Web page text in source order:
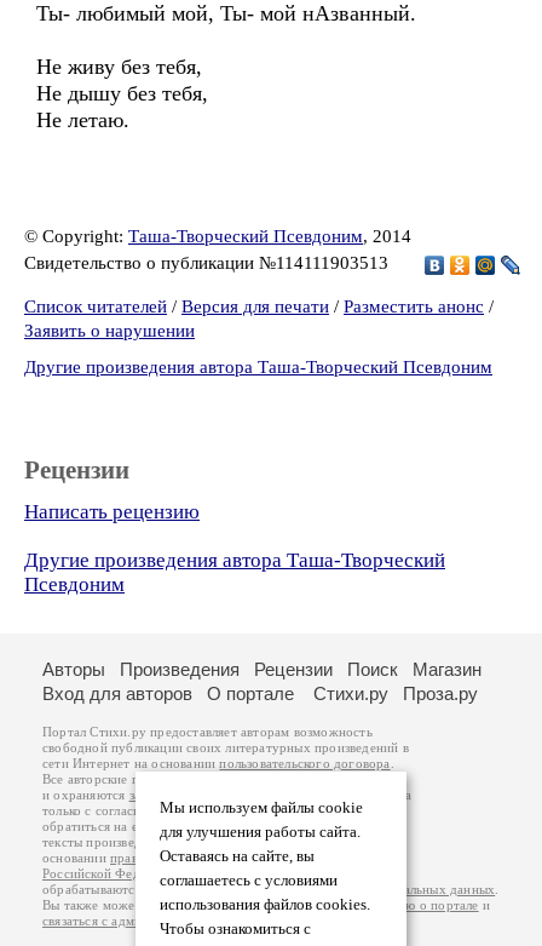
Ты- любимый мой, Ты- мой нАзванный.
Не живу без тебя,
Не дышу без тебя,
Не летаю.
© Copyright: Таша-Творческий Псевдоним, 2014
Свидетельство о публикации №114111903513
Список читателей / Версия для печати / Разместить анонс /
Заявить о нарушении
Другие произведения автора Таша-Творческий Псевдоним
Рецензии
Написать рецензию
Другие произведения автора Таша-Творческий
Псевдоним
Мы используем файлы cookie
для улучшения работы сайта.
Оставаясь на сайте, вы
соглашаетесь с условиями
использования файлов cookies.
Чтобы ознакомиться с
Авторы Произведения Рецензии Поиск
Магазин
Вход для авторов
О портале Стихи.ру Проза.ру
Портал Стихи.ру предоставляет авторам возможность
свободной публикации своих литературных произведений в
сети Интернет на основаниипользовательского договора
Все авторские права на произведения принадлежат авторам
и охраняются законом
. Перепечатка произведений возможна
только с согласия его автора, к которому вы можете
обратиться на его авторской странице. Ответственность за
тексты произведений авторы несут самостоятельно на
основанииправил публикацииизаконодательства
Российской Федерации
обрабатываются на основанииПолитики обработки персональных данных
Вы также можете посмотреть более подробнуюинформацию о портале и
связаться с администрацией